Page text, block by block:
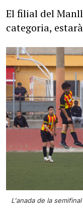
El filial del
categoria,
L'anada de la